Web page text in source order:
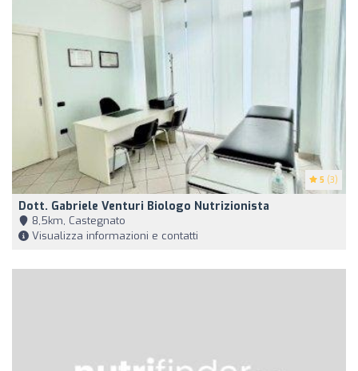
5 (3)
Dott. Gabriele Venturi Biologo Nutrizionista
8,5km, Castegnato
Visualizza informazioni e contatti